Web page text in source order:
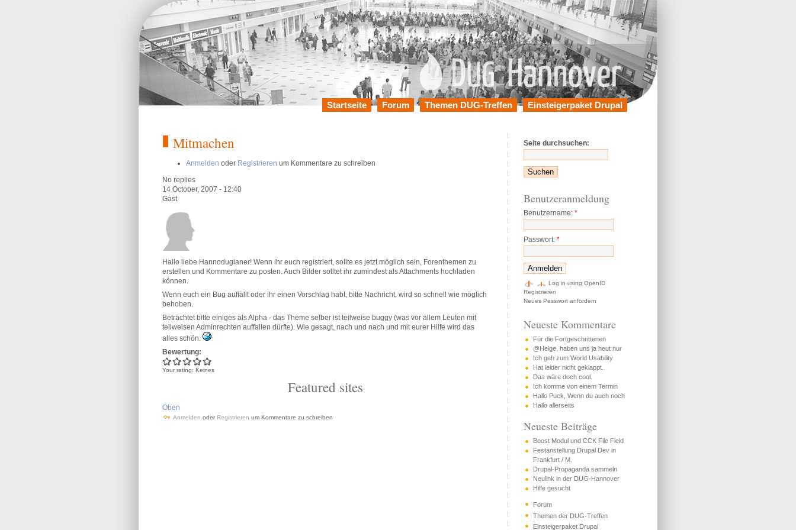
Einsteigerpaket Drupal
Themen DUG-Treffen
Forum
Startseite
Mitmachen
Anmelden oder Registrieren um Kommentare zu schreiben
No replies
14 October, 2007 - 12:40
Gast
Hallo liebe Hannodugianer! Wenn ihr euch registriert, sollte es jetzt möglich sein, Forenthemen zu
erstellen und Kommentare zu posten. Auch Bilder solltet ihr zumindest als Attachments hochladen
können.
Wenn euch ein Bug auffällt oder ihr einen Vorschlag habt, bitte Nachricht, wird so schnell wie möglich
behoben.
Betrachtet bitte einiges als Alpha - das Theme selber ist teilweise buggy (was vor allem Leuten mit
teilweisen Adminrechten auffallen dürfte). Wie gesagt, nach und nach und mit eurer Hilfe wird das
alles schön.
Bewertung:
Your rating: Keines
Featured sites
Oben
Anmelden oder Registrieren um Kommentare zu schreiben
Seite durchsuchen:
Benutzeranmeldung
Benutzername: *
Passwort: *
Log in using OpenID
Registrieren
Neues Passwort anfordern
Neueste Kommentare
Für die Fortgeschrittenen
@Helge, haben uns ja heut nur
Ich geh zum World Usability
Hat leider nicht geklappt.
Das wäre doch cool.
Ich komme von einem Termin
Hallo Puck, Wenn du auch noch
Hallo allerseits
Neueste Beiträge
Boost Modul und CCK File Field
Festanstellung Drupal Dev in
Frankfurt / M.
Drupal-Propaganda sammeln
Neulink in der DUG-Hannover
Hilfe gesucht
Forum
Themen der DUG-Treffen
Einsteigerpaket Drupal